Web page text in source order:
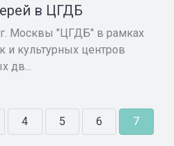
в ЦГДБ
Москвы "ЦГДБ" в рамках
и культурных центров
дв...
4 5 6 7